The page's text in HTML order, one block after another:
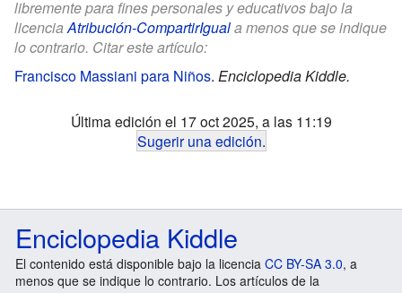
libremente para fines personales y educativos bajo la
licenciaAtribución-CompartirIguala menos que se indique
lo contrario. Citar este artículo:
Francisco Massiani para Niños. Enciclopedia Kiddle.
Última edición el 17 oct 2025, a las 11:19
Sugerir una edición.
Enciclopedia Kiddle
El contenido está disponible bajo la licencia CC BY-SA 3.0, a
menos que se indique lo contrario. Los artículos de la